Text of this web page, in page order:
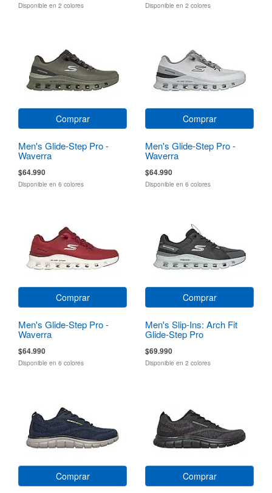
Disponible en 2 colores Disponible en 2 colores
Comprar
Men's Glide-Step Pro -
Waverra
$64.990
Disponible en 6 colores
Comprar
Men's Glide-Step Pro -
Waverra
$64.990
Disponible en 6 colores
Comprar
Men's Glide-Step Pro -
Waverra
$64.990
Disponible en 6 colores
Comprar
Men's Slip-Ins: Arch Fit
Glide-Step Pro
$69.990
Disponible en 2 colores
Comprar Comprar